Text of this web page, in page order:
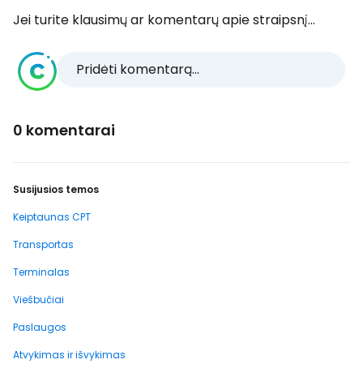
Jei turite klausimų ar komentarų apie straipsnį...
Pridėti komentarą...
0 komentarai
Susijusios temos
Keiptaunas CPT
Transportas
Terminalas
Viešbučiai
Paslaugos
Atvykimas ir išvykimas